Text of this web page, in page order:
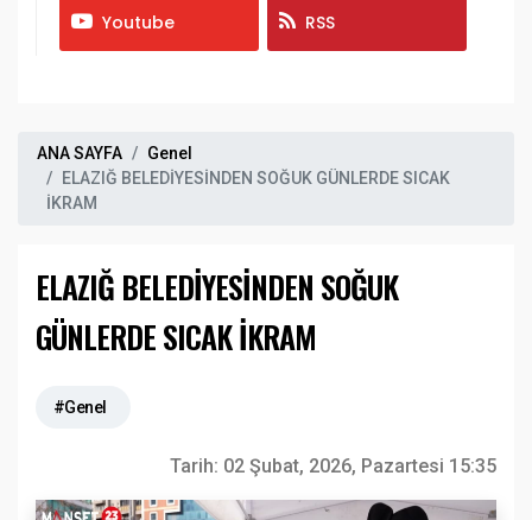
Youtube RSS
ANA SAYFA
Genel
ELAZIĞ BELEDİYESİNDEN SOĞUK GÜNLERDE SICAK
İKRAM
ELAZIĞ BELEDİYESİNDEN SOĞUK
GÜNLERDE SICAK İKRAM
#Genel
Tarih: 02 Şubat, 2026, Pazartesi 15:35